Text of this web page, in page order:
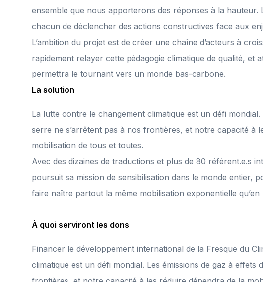
ensemble que nous apporterons des réponses à la hauteur.
chacun de déclencher des actions constructives face aux
L’ambition du projet est de créer une chaîne d’acteurs à
rapidement relayer cette pédagogie climatique de qualité, et
permettra le tournant vers un monde bas-carbone.
La solution
La lutte contre le changement climatique est un défi mondial.
serre ne s’arrêtent pas à nos frontières, et notre capacité à
mobilisation de tous et toutes.
Avec des dizaines de traductions et plus de 80 référent.e.s
poursuit sa mission de sensibilisation dans le monde entier,
faire naître partout la même mobilisation exponentielle qu’en
À quoi serviront les dons
Financer le développement international de la Fresque du
climatique est un défi mondial. Les émissions de gaz à effets